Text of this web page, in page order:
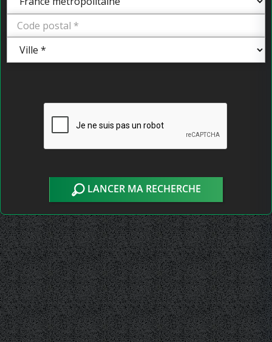
LANCER MA RECHERCHE